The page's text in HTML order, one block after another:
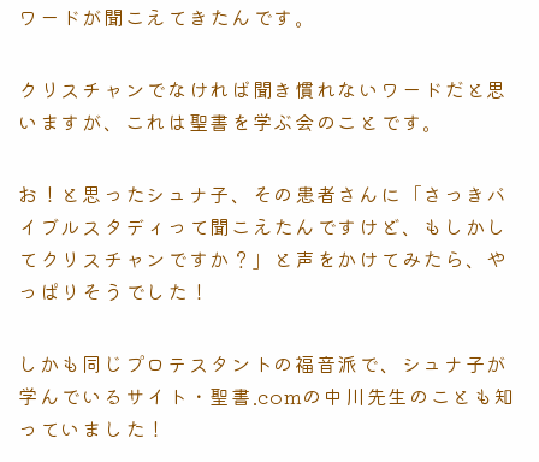
ワードが聞こえてきたんです。
クリスチャンでなければ聞き慣れないワードだと思
いますが、これは聖書を学ぶ会のことです。
お！と思ったシュナ子、その患者さんに「さっきバ
イブルスタディって聞こえたんですけど、もしかし
てクリスチャンですか？」と声をかけてみたら、や
っぱりそうでした！
しかも同じプロテスタントの福音派で、シュナ子が
学んでいるサイト・聖書.comの中川先生のことも知
っていました！